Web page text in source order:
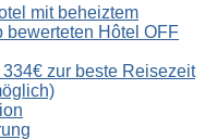
mit beheiztem
bewerteten Hôtel OFF
zur beste Reisezeit